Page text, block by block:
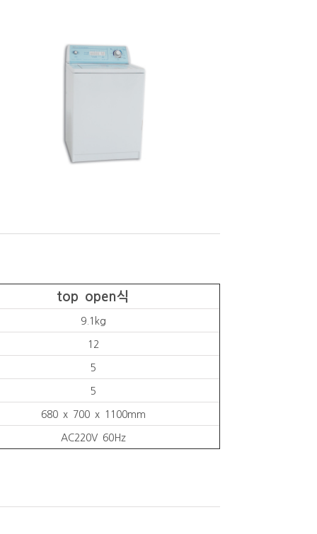
top open식
9.1kg
12
5
5
680 x 700 x 1100mm
AC220V 60Hz